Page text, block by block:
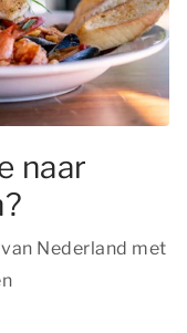
naar
Nederland met